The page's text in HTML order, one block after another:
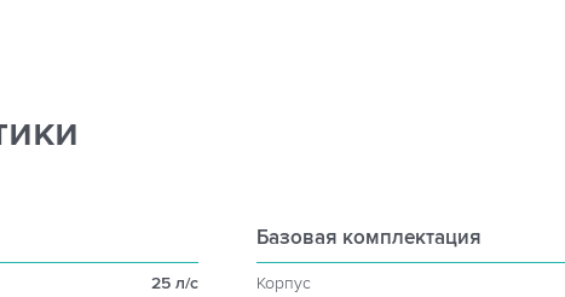
25 л/с
Базовая комплектация
Корпус